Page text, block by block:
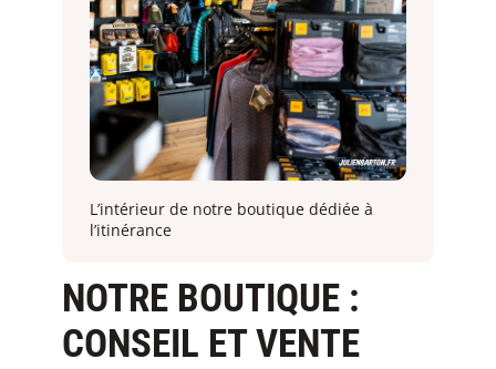
L’intérieur de notre boutique dédiée à
l’itinérance
NOTRE BOUTIQUE :
CONSEIL ET VENTE